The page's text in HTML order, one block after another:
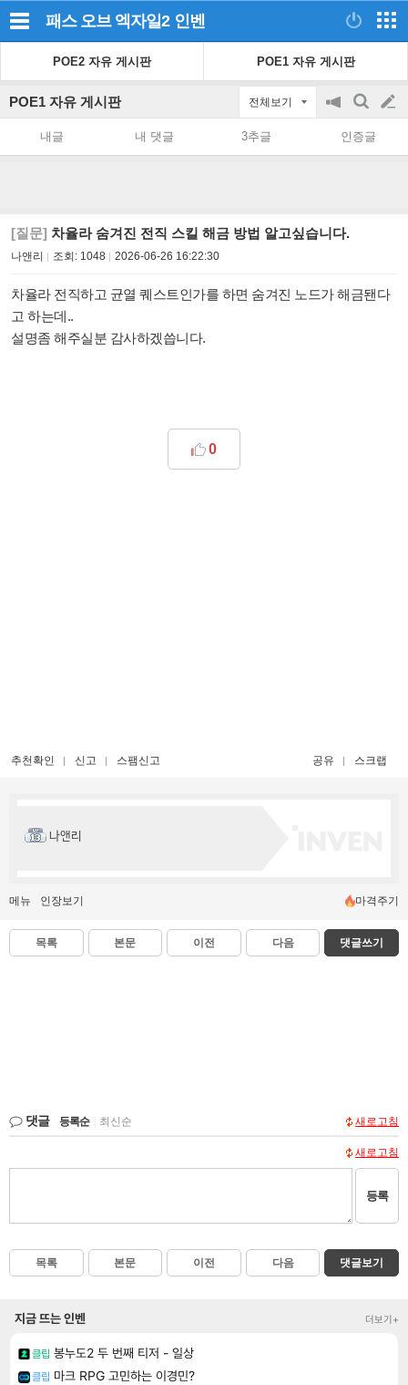
패스 오브 엑자일2 인벤
POE2 자유 게시판 POE1 자유 게시판
POE1 자유 게시판 전체보기
공
on/off
검
색
글
쓰
내글 내 댓글 3추글 인증글
[질문] 차율라 숨겨진 전직 스킬 해금 방법 알고싶습니다.
나앤리 조회: 1048 2026-06-26 16:22:30
차율라 전직하고 균열 퀘스트인가를 하면 숨겨진 노드가 해금됀다
고 하는데..
설명좀 해주실분 감사하겠씁니다.
0
추천확인 신고 스팸신고 공유 스크랩
나앤리
메뉴 인장보기 마격주기
목록 본문 이전 다음 댓글쓰기
댓글 등록순 최신순 새로고침
새로고침
등록
목록 본문 이전 다음 댓글보기
지금 뜨는 인벤 더보기+
클립 봉누도2 두 번째 티저 - 일상
클립 마크 RPG 고민하는 이경민?